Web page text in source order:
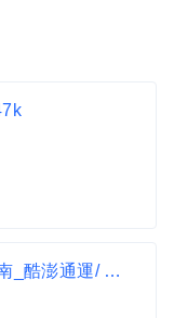
獎金 最高可再領900